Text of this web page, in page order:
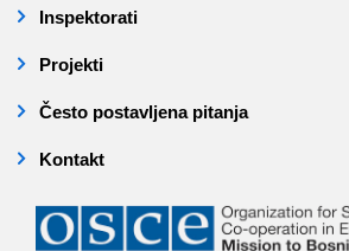
Inspektorati
Projekti
Često postavljena pitanja
Kontakt